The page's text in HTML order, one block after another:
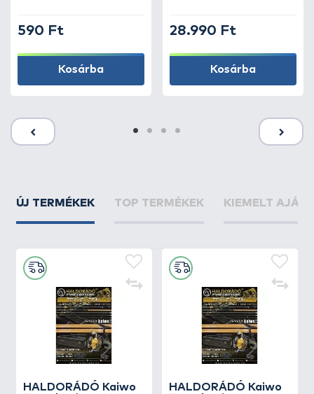
590 Ft
Kosárba
28.990 Ft
Kosárba
ÚJ TERMÉKEK TOP TERMÉKEK KIEMELT
HALDORÁDÓ Kaiwo
HALDORÁDÓ Kaiwo